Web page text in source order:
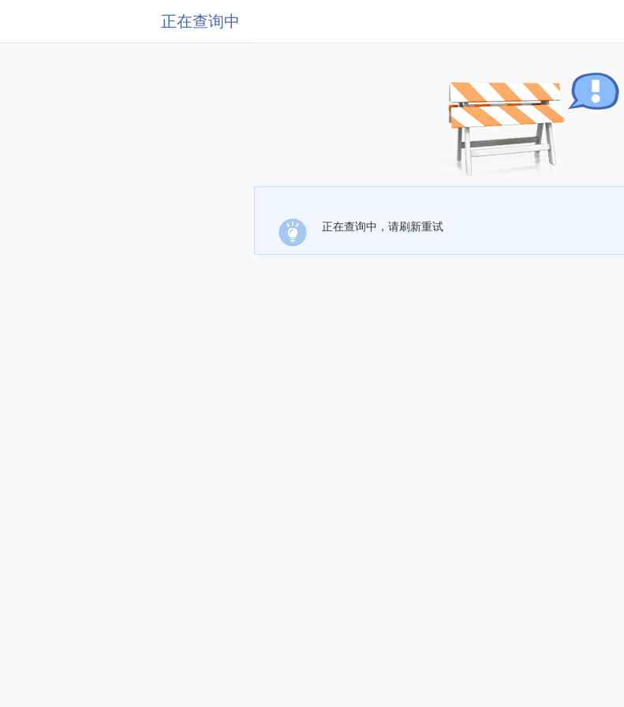
正在查询中
正在查询中，请刷新重试